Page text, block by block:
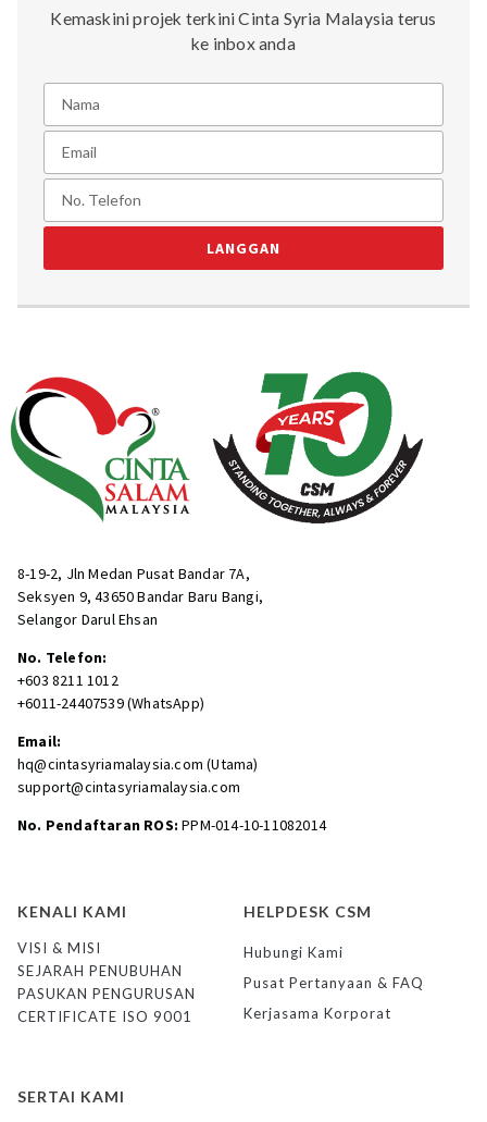
Kemaskini projek terkini Cinta Syria Malaysia terus
ke inbox anda
LANGGAN
8-19-2, Jln Medan Pusat Bandar 7A,
Seksyen 9, 43650 Bandar Baru Bangi,
Selangor Darul Ehsan
No. Telefon:
+603 8211 1012
+6011-24407539 (WhatsApp)
Email:
hq@cintasyriamalaysia.com (Utama)
support@cintasyriamalaysia.com
No. Pendaftaran ROS: PPM-014-10-11082014
KENALI KAMI
VISI & MISI
SEJARAH PENUBUHAN
PASUKAN PENGURUSAN
CERTIFICATE ISO 9001
HELPDESK CSM
Hubungi Kami
Pusat Pertanyaan & FAQ
Kerjasama Korporat
SERTAI KAMI